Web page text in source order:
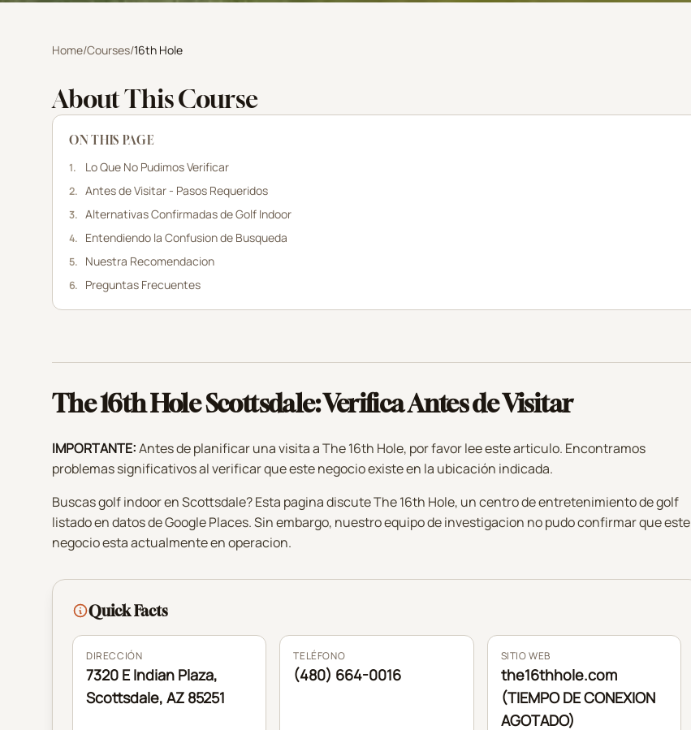
Home/Courses/16th Hole
About This Course
ON THIS PAGE
1. Lo Que No Pudimos Verificar
2. Antes de Visitar - Pasos Requeridos
3. Alternativas Confirmadas de Golf Indoor
4. Entendiendo la Confusion de Busqueda
5. Nuestra Recomendacion
6. Preguntas Frecuentes
The 16th Hole Scottsdale: Verifica Antes de Visitar
IMPORTANTE:Antes de planificar una visita a The 16th Hole, por favor lee este articulo. Encontramos
problemas significativos al verificar que este negocio existe en la ubicación indicada.
Buscas golf indoor en Scottsdale? Esta pagina discute The 16th Hole, un centro de entretenimiento de golf
listado en datos de Google Places. Sin embargo, nuestro equipo de investigacion no pudo confirmar que este
negocio esta actualmente en operacion.
Quick Facts
DIRECCIÓN
7320 E Indian Plaza,
Scottsdale, AZ 85251
TELÉFONO
(480) 664-0016
SITIO WEB
the16thhole.com
(TIEMPO DE CONEXION
AGOTADO)